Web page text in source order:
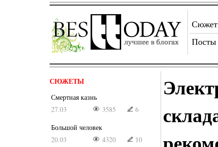
Посты
СЮЖЕТЫ
Смертная казнь
27.03
3585
6
Большой человек
20.03
4320
10